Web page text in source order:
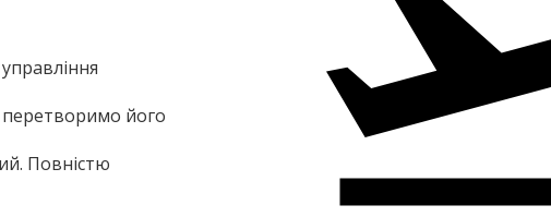
його
Повністю